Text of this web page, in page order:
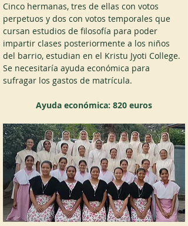
Cinco hermanas, tres de ellas con votos
perpetuos y dos con votos temporales que
cursan estudios de filosofía para poder
impartir clases posteriormente a los niños
del barrio, estudian en el Kristu Jyoti College.
Se necesitaría ayuda económica para
sufragar los gastos de matrícula.
Ayuda económica: 820 euros